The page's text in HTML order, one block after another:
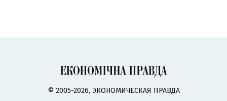
© 2005-2026, ЭКОНОМИЧЕСКАЯ ПРАВДА